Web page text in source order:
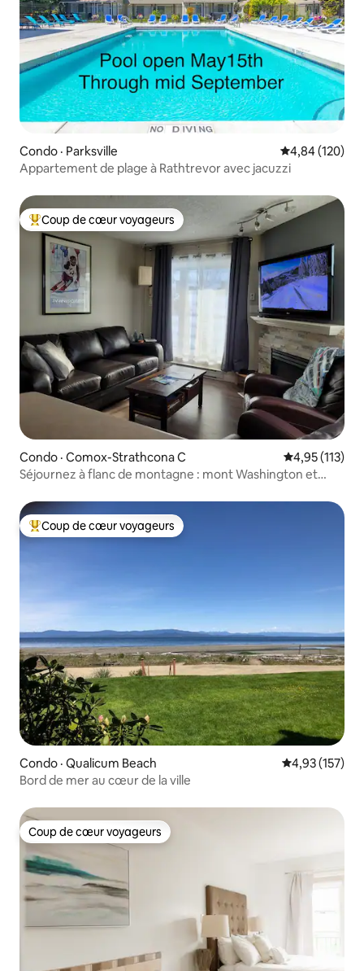
Condo · Parksville Note
4,84 (120)
Appartement de plage à Rathtrevor avec jacuzzi
Coup de cœur voyageurs parmi les plus aimés
Coup de cœur voyageurs
Condo · Comox-Strathcona C Note
4,95 (113)
Séjournez à flanc de montagne : mont Washington et
Coup de cœur voyageurs parmi les plus aimés
Coup de cœur voyageurs
Condo · Qualicum Beach Note
4,93 (157)
Bord de mer au cœur de la ville
Coup de cœur voyageurs
Coup de cœur voyageurs